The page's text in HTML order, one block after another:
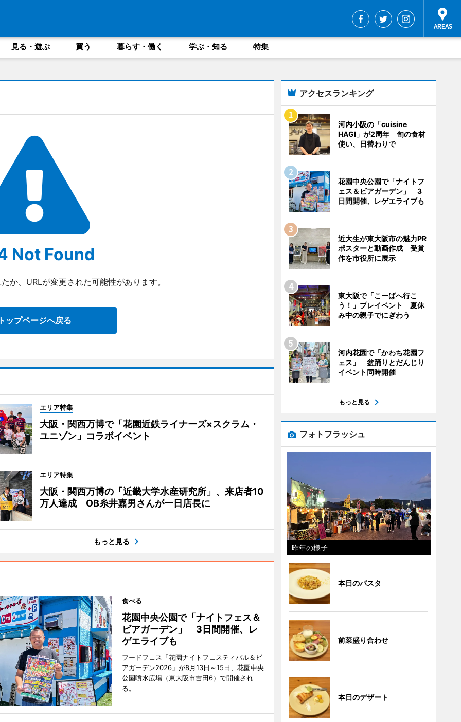
見る・遊ぶ 買う 暮らす・働く 学ぶ・知る 特集
Not Found
か、URLが変更された可能性があります。
ップページへ戻る
エリア特集
大阪・関西万博で「花園近鉄ライナーズ×スクラム・
ユニゾン」コラボイベント
エリア特集
大阪・関西万博の「近畿大学水産研究所」、来店者10
万人達成 OB糸井嘉男さんが一日店長に
もっと見る
食べる
花園中央公園で「ナイトフェス＆
ビアガーデン」 3日間開催、レ
ゲエライブも
フードフェス「花園ナイトフェスティバル＆ビ
アガーデン2026」が8月13日～15日、花園中央
公園噴水広場（東大阪市吉田6）で開催され
る。
アクセスランキング
河内小阪の「cuisine
HAGI」が2周年 旬の食材
使い、日替わりで
花園中央公園で「ナイトフ
ェス＆ビアガーデン」 3
日間開催、レゲエライブも
近大生が東大阪市の魅力PR
ポスターと動画作成 受賞
作を市役所に展示
東大阪で「こーばへ行こ
う！」プレイベント 夏休
み中の親子でにぎわう
河内花園で「かわち花園フ
ェス」 盆踊りとだんじり
イベント同時開催
もっと見る
フォトフラッシュ
昨年の様子
本日のパスタ
前菜盛り合わせ
本日のデザート